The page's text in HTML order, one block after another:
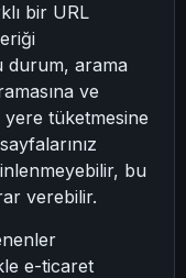
bir URL
durum, arama
ve
yere tüketmesine
bu
verebilir.
e-ticaret